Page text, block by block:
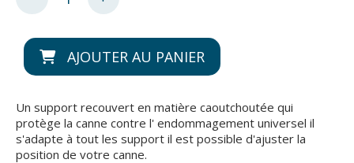
AJOUTER AU PANIER
Un support recouvert en matière caoutchoutée qui
protège la canne contre l' endommagement universel il
s'adapte à tout les support il est possible d'ajuster la
position de votre canne.